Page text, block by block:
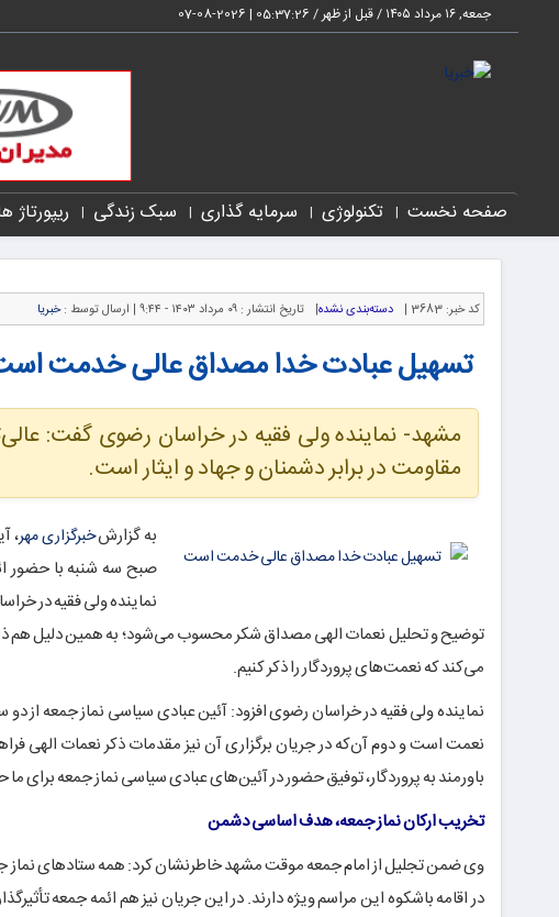
جمعه, ۱۶ مرداد ۱۴۰۵ / قبل از ظهر / 05:37:27
|
2026-08-07
صفحه نخست تکنولوژی سرمایه گذاری سبک زندگی ریپورتاژ
کد خبر: 3683 | دسته‌بندی نشده| تاریخ انتشار : ۰۹ مرداد ۱۴۰۳ - ۹:۴۴ | ارسال توسط :خبریا
تسهیل عبادت خدا مصداق عالی خدمت
مشهد- نماینده ولی فقیه در خراسان رضوی گفت:
مقاومت در برابر دشمنان و جهاد و ایثار است.
به گزارشخبرگزاری مهر،
صبح سه شنبه با حضور
نماینده ولی فقیه در خراسان
توضیح و تحلیل نعمات الهی مصداق شکر محسوب می‌شود؛ به همین دلیل هم
می‌کند که نعمت‌های پروردگار را ذکر کنیم.
نماینده ولی فقیه در خراسان رضوی افزود: آئین عبادی سیاسی نماز جمعه
نعمت است و دوم آن‌که در جریان برگزاری آن نیز مقدمات ذکر نعمات الهی
باورمند به پروردگار، توفیق حضور در آئین‌های عبادی سیاسی نماز جمعه برای
تخریب ارکان نماز جمعه، هدف اساسی دشمن
وی ضمن تجلیل از امام جمعه موقت مشهد خاطرنشان کرد: همه ستادهای نماز
در اقامه باشکوه این مراسم ویژه دارند. در این جریان نیز هم ائمه جمعه